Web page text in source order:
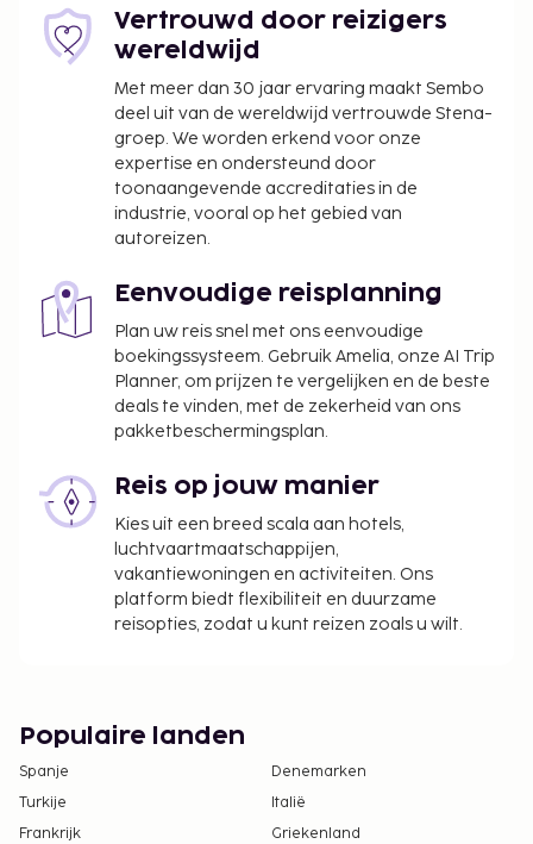
borgsommen zijn mogelijk excl. btw en kunnen
wijzigen.
het inchecken aanwezig te zijn en hun door de
overheid verstrekte identiteitsbewijs met foto
of paspoort te laten zien.
Wegens de nationale wetgeving mogen
contante betalingen bij deze accommodatie
het bedrag van EUR 5000 niet overschrijden.
accommodatie via de gegevens in de
boekingsbevestiging.
Vertrouwd door reizigers
wereldwijd
Met meer dan 30 jaar ervaring maakt Sembo
deel uit van de wereldwijd vertrouwde Stena-
groep. We worden erkend voor onze
expertise en ondersteund door
toonaangevende accreditaties in de
industrie, vooral op het gebied van
autoreizen.
Eenvoudige reisplanning
Plan uw reis snel met ons eenvoudige
boekingssysteem. Gebruik Amelia, onze AI Trip
Planner, om prijzen te vergelijken en de beste
deals te vinden, met de zekerheid van ons
pakketbeschermingsplan.
Reis op jouw manier
Kies uit een breed scala aan hotels,
luchtvaartmaatschappijen,
vakantiewoningen en activiteiten. Ons
platform biedt flexibiliteit en duurzame
reisopties, zodat u kunt reizen zoals u wilt.
Populaire landen
Spanje
Denemarken
Turkije
Italië
Frankrijk
Griekenland